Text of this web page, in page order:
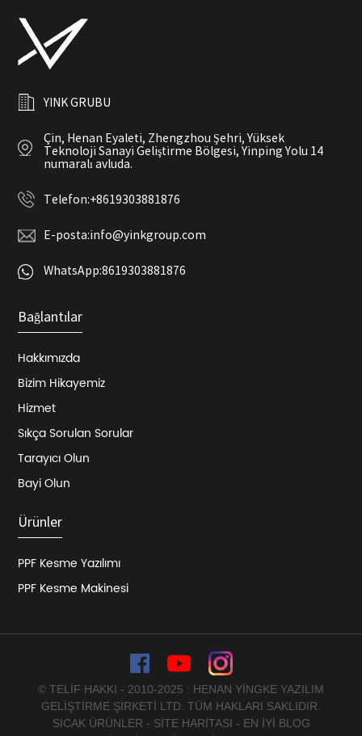
YINK GRUBU
Çin, Henan Eyaleti, Zhengzhou Şehri, Yüksek
Teknoloji Sanayi Geliştirme Bölgesi, Yinping Yolu 14
numaralı avluda.
Telefon:+8619303881876
E-posta:info@yinkgroup.com
WhatsApp:8619303881876
Bağlantılar
Hakkımızda
Bizim Hikayemiz
Hizmet
Sıkça Sorulan Sorular
Tarayıcı Olun
Bayi Olun
Ürünler
PPF Kesme Yazılımı
PPF Kesme Makinesi
© TELIF HAKKI - 2010-2025 : HENAN YINGKE YAZILIM
GELIŞTIRME ŞIRKETI LTD. TÜM HAKLARI SAKLIDIR.
SICAK ÜRÜNLER - SITE HARITASI - EN İYI BLOG